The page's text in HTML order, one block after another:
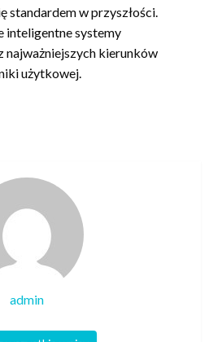
standardem w przyszłości.
inteligentne systemy
najważniejszych kierunków
użytkowej.
admin